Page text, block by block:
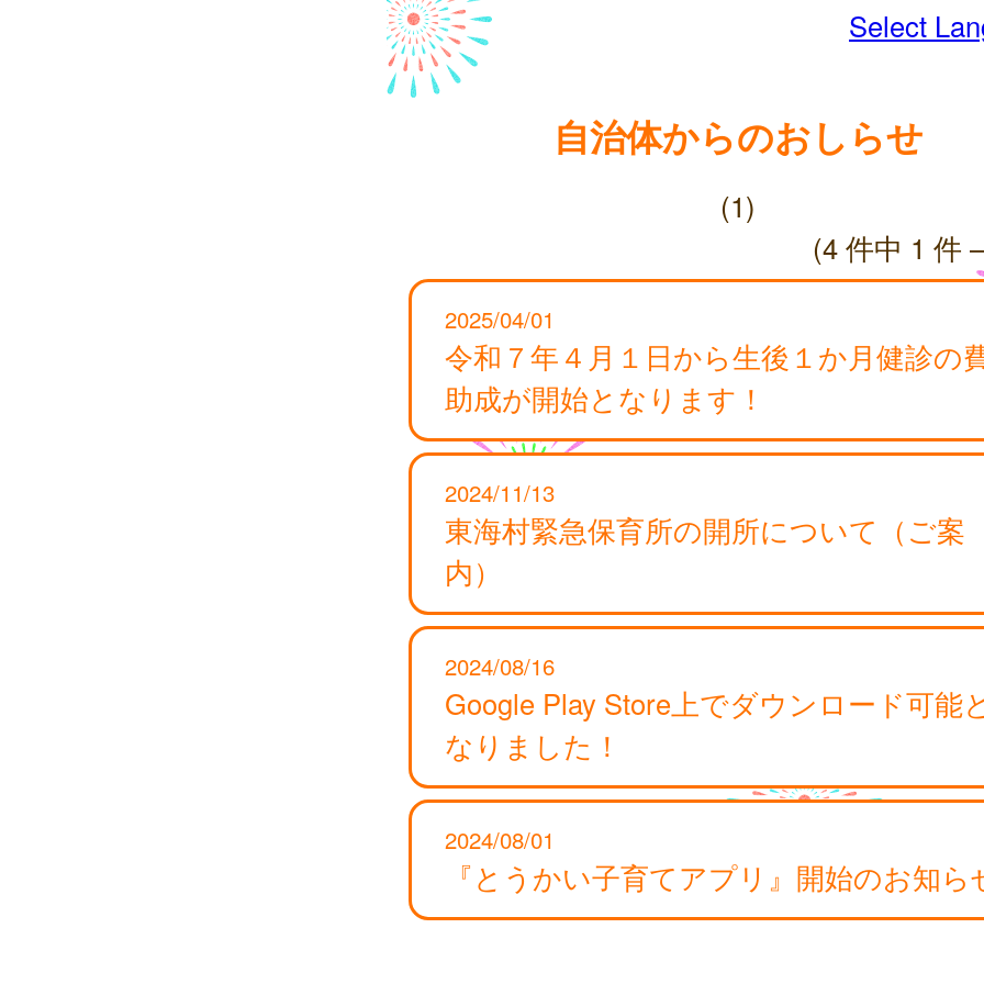
Select
自治体からのおしらせ
(1)
(4 件中 1 件
2025/04/01
令和７年４月１日から生後１か月健診の
助成が開始となります！
2024/11/13
東海村緊急保育所の開所について（ご案
内）
2024/08/16
Google Play Store上でダウンロード可能
なりました！
2024/08/01
『とうかい子育てアプリ』開始のお知ら